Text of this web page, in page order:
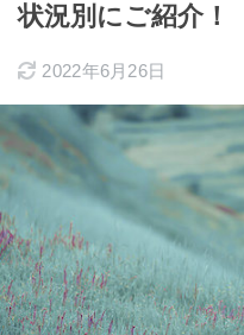
状況別にご紹介！
2022年6月26日